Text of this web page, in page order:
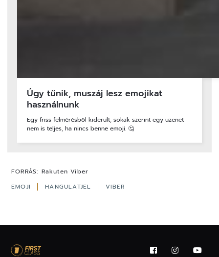
Úgy tűnik, muszáj lesz emojikat
használnunk
Egy friss felmérésből kiderült, sokak szerint egy üzenet
nem is teljes, ha nincs benne emoji. 🤔
FORRÁS: Rakuten Viber
EMOJI
HANGULATJEL VIBER